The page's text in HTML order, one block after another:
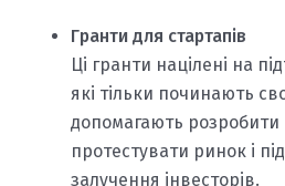
Гранти для стартапів
Ці гранти націлені на
які тільки починають
допомагають розробити
протестувати ринок і
залучення інвесторів.